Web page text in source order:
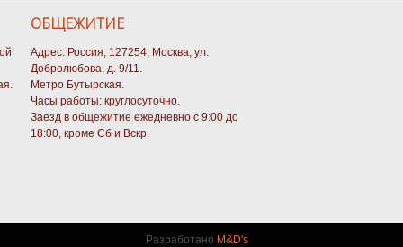
ОБЩЕЖИТИЕ
Адрес: Россия, 127254, Москва, ул.
Добролюбова, д. 9/11.
Метро Бутырская.
Часы работы: круглосуточно.
Заезд в общежитие ежедневно с 9:00 до
18:00, кроме Сб и Вскр.
Разработано M&D's